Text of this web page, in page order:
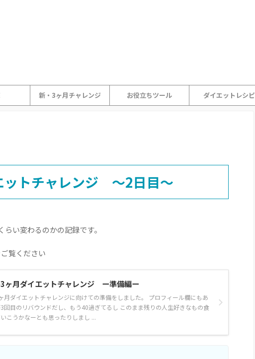
新・3ヶ月チャレンジ お役立ちツール ダイエットレシピ
ットチャレンジ 〜2日目〜
い変わるのかの記録です。
覧ください
ヶ月ダイエットチャレンジ ー準備編ー
月ダイエットチャレンジに向けての準備をしました。 プロフィール欄にもあ
3回目のリバウンドだし、もう40過ぎてるし このまま残りの人生好きなもの食
こうかなーとも思ったりしまし ...